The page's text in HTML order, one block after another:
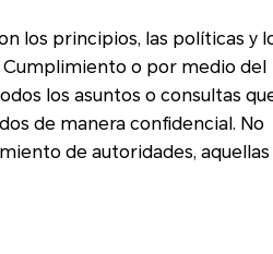
y los
los asuntos o consultas que
de manera confidencial. No